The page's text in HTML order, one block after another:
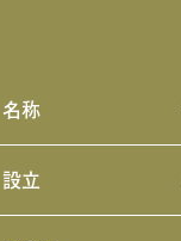
名称
設立